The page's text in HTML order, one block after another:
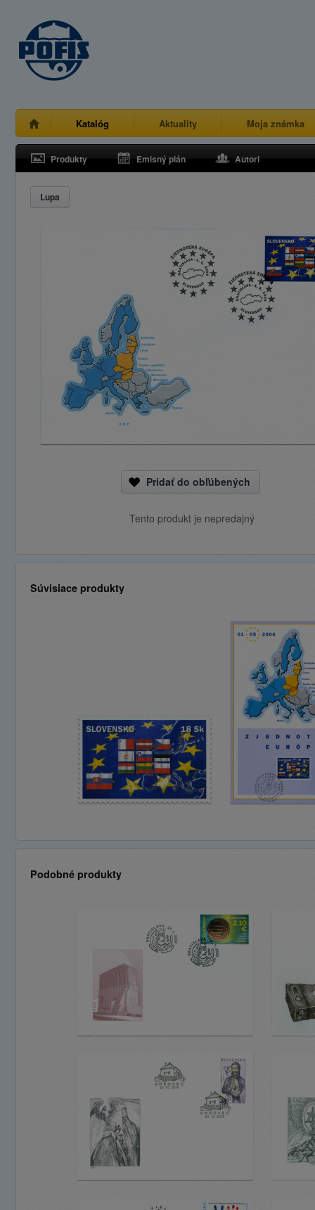
Katalóg Aktuality Moja známka
Produkty Emisný plán Autori
Lupa
Pridať do obľúbených
Tento produkt je nepredajný
Súvisiace produkty
Podobné produkty